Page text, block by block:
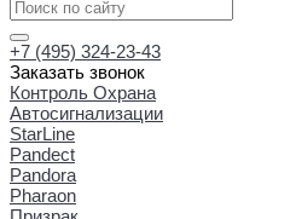
+7 (495) 324-23-43
Заказать звонок
Контроль Охрана
Автосигнализации
StarLine
Pandect
Pandora
Pharaon